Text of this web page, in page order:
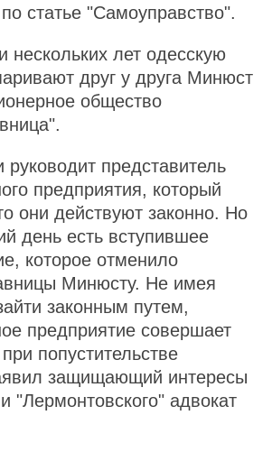
статье "Самоуправство".
нескольких лет одесскую
друг у друга Минюст
общество
руководит представитель
предприятия, который
они действуют законно. Но
день есть вступившее
которое отменило
Минюсту. Не имея
законным путем,
предприятие совершает
попустительстве
защищающий интересы
"Лермонтовского" адвокат